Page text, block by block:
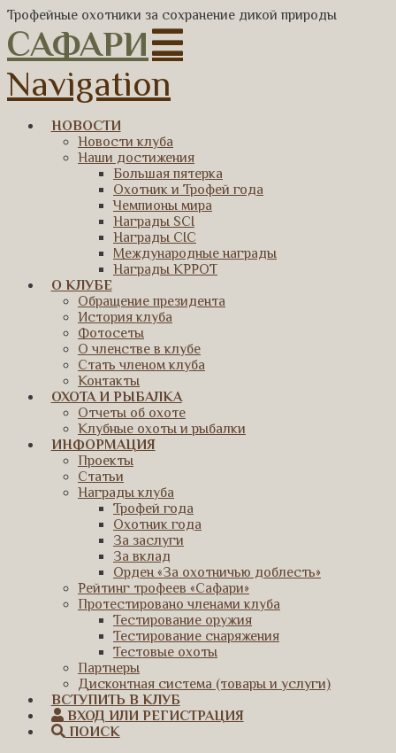
Трофейные охотники за сохранение дикой природы
САФАРИ
Navigation
НОВОСТИ
Новости клуба
Наши достижения
Большая пятерка
Охотник и Трофей года
Чемпионы мира
Награды SCI
Награды CIC
Международные награды
Награды КРРОТ
О КЛУБЕ
Обращение президента
История клуба
Фотосеты
О членстве в клубе
Стать членом клуба
Контакты
ОХОТА И РЫБАЛКА
Отчеты об охоте
Клубные охоты и рыбалки
ИНФОРМАЦИЯ
Проекты
Статьи
Награды клуба
Трофей года
Охотник года
За заслуги
За вклад
Орден «За охотничью доблесть»
Рейтинг трофеев «Сафари»
Протестировано членами клуба
Тестирование оружия
Тестирование снаряжения
Тестовые охоты
Партнеры
Дисконтная система (товары и услуги)
ВСТУПИТЬ В КЛУБ
ВХОД ИЛИ РЕГИСТРАЦИЯ
ПОИСК